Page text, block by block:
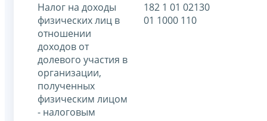
Налог на доходы
физических лиц в
отношении
доходов от
долевого участия в
организации,
полученных
физическим лицом
- налоговым
182 1 01 02130
01 1000 110